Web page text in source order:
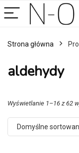
Strona główna
aldehydy
Wyświetlanie 1–16 z 62
Domyślne